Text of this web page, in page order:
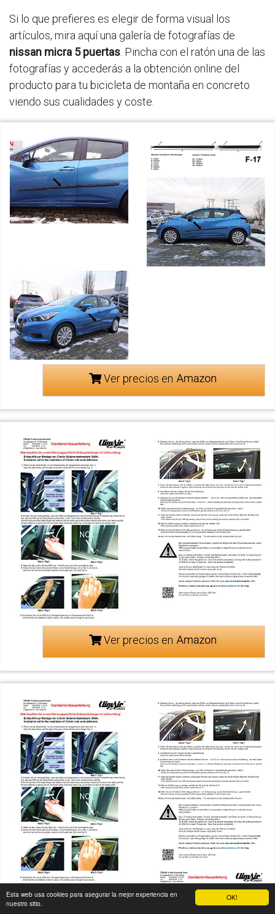
OK!
Esta web usa cookies para asegurar la mejor experiencia en
nuestro sitio.
Si lo que prefieres es elegir de forma visual los
artículos, mira aquí una galería de fotografías de
nissan micra 5 puertas . Pincha con el ratón una de las
fotografías y accederás a la obtención online del
producto para tu bicicleta de montaña en concreto
viendo sus cualidades y coste.
Ver precios en
Ver precios en